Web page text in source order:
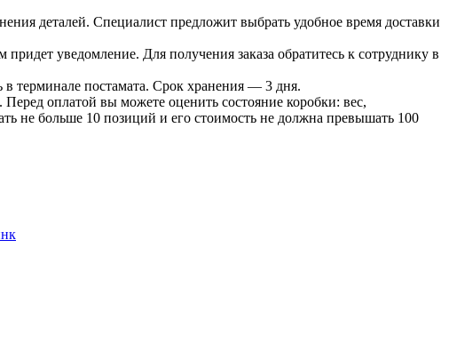
деталей. Специалист предложит выбрать удобное время доставки
уведомление. Для получения заказа обратитесь к сотруднику в
в терминале постамата. Срок хранения — 3 дня.
оплатой вы можете оценить состояние коробки: вес,
не больше 10 позиций и его стоимость не должна превышать 100